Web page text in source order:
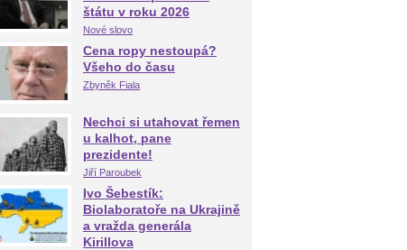
štátu v roku 2026
Nové slovo
Cena ropy nestoupá?
Všeho do času
Zbyněk Fiala
Nechci si utahovat řemen
u kalhot, pane
prezidente!
Jiří Paroubek
Ivo Šebestík:
Biolaboratoře na Ukrajině
a vražda generála
Kirillova